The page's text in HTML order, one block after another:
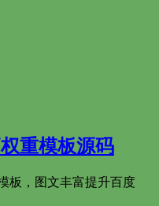
重模板源码
板，图文丰富提升百度